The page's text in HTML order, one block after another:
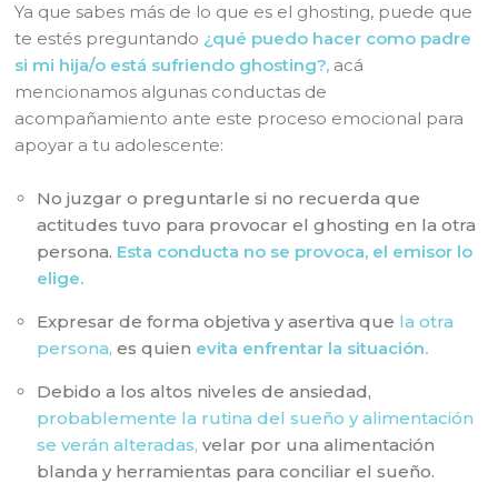
Ya que sabes más de lo que es el ghosting, puede que
te estés preguntando ¿qué puedo hacer como padre
si mi hija/o está sufriendo ghosting?, acá
mencionamos algunas conductas de
acompañamiento ante este proceso emocional para
apoyar a tu adolescente:
No juzgar o preguntarle si no recuerda que
actitudes tuvo para provocar el ghosting en la otra
persona. Esta conducta no se provoca, el emisor lo
elige.
Expresar de forma objetiva y asertiva que la otra
persona, es quien evita enfrentar la situación.
Debido a los altos niveles de ansiedad,
probablemente la rutina del sueño y alimentación
se verán alteradas, velar por una alimentación
blanda y herramientas para conciliar el sueño.